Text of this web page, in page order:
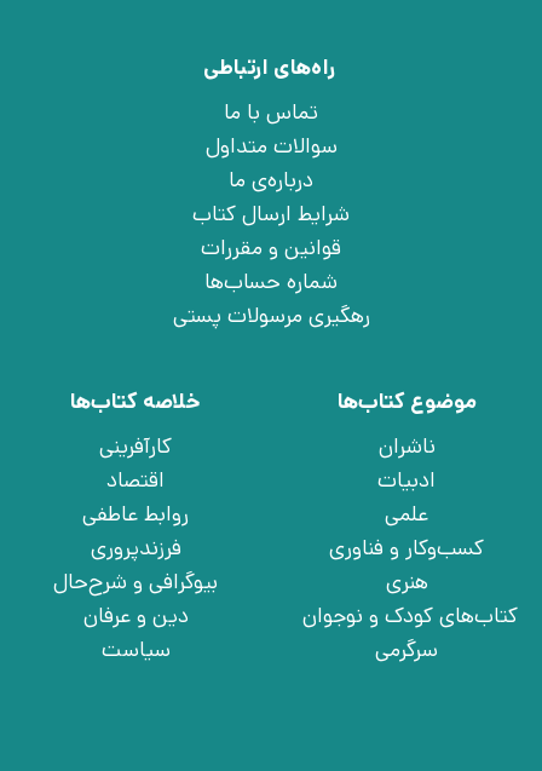
راه‌های ارتباطی
تماس با ما
سوالات متداول
درباره‌ی ما
شرایط ارسال کتاب
قوانین و مقررات
شماره حساب‌ها
رهگیری مرسولات پستی
موضوع کتاب‌ها
ناشران
ادبیات
علمی
کسب‌وکار و فناوری
هنری
کتاب‌های کودک و نوجوان
سرگرمی
خلاصه کتاب‌ها
کارآفرینی
اقتصاد
روابط عاطفی
فرزندپروری
بیوگرافی و شرح‌حال
دین و عرفان
سیاست